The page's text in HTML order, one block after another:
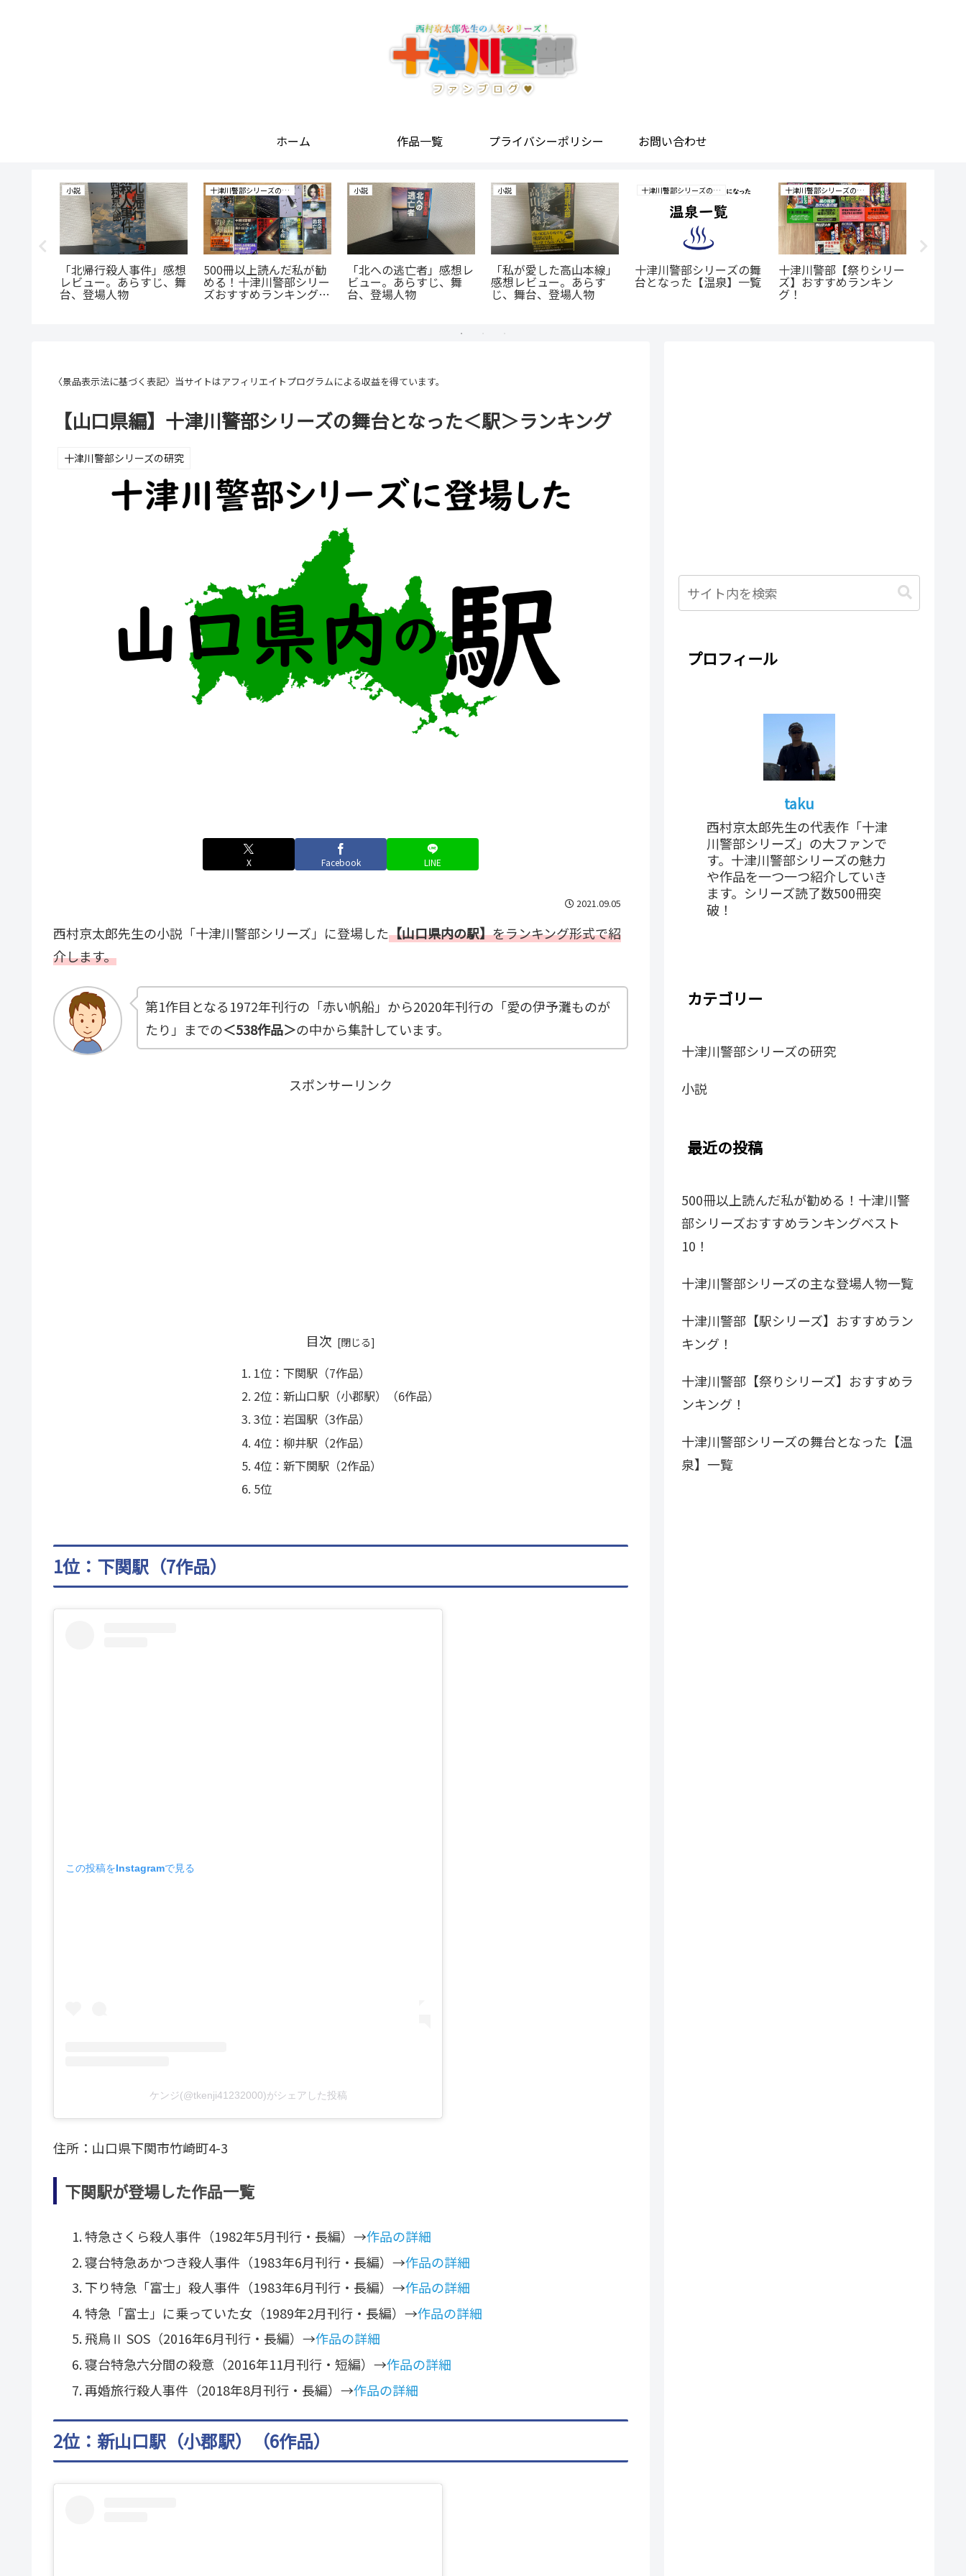
ホーム 作品一覧 プライバシーポリシー お問い合わせ
小説
「北帰行殺人事件」感想
レビュー。あらすじ、舞
台、登場人物
十津川警部シリーズの研究
500冊以上読んだ私が勧
める！十津川警部シリー
ズおすすめランキングベ
小説
「北への逃亡者」感想レ
ビュー。あらすじ、舞
台、登場人物
小説
「私が愛した高山本線」
感想レビュー。あらす
じ、舞台、登場人物
十津川警部シリーズの研究
十津川警部シリーズの舞
台となった【温泉】一覧
十津川警部シリーズの研究
十津川警部【祭りシリー
ズ】おすすめランキン
グ！
〈景品表示法に基づく表記〉当サイトはアフィリエイトプログラムによる収益を得ています。
【山口県編】十津川警部シリーズの舞台となった＜駅＞ランキング
十津川警部シリーズの研究
X Facebook LINE
2021.09.05
西村京太郎先生の小説「十津川警部シリーズ」に登場した【山口県内の駅】をランキング形式で紹
介します。
第1作目となる1972年刊行の「赤い帆船」から2020年刊行の「愛の伊予灘ものが
たり」までの＜538作品＞の中から集計しています。
スポンサーリンク
目次
1位：下関駅（7作品）
2位：新山口駅（小郡駅）（6作品）
3位：岩国駅（3作品）
4位：柳井駅（2作品）
4位：新下関駅（2作品）
5位
1位：下関駅（7作品）
この投稿をInstagramで見る
ケンジ(@tkenji41232000)がシェアした投稿
住所：山口県下関市竹崎町4-3
下関駅が登場した作品一覧
特急さくら殺人事件（1982年5月刊行・長編）→作品の詳細
寝台特急あかつき殺人事件（1983年6月刊行・長編）→作品の詳細
下り特急「富士」殺人事件（1983年6月刊行・長編）→作品の詳細
特急「富士」に乗っていた女（1989年2月刊行・長編）→作品の詳細
飛鳥Ⅱ SOS（2016年6月刊行・長編）→作品の詳細
寝台特急六分間の殺意（2016年11月刊行・短編）→作品の詳細
再婚旅行殺人事件（2018年8月刊行・長編）→作品の詳細
2位：新山口駅（小郡駅）（6作品）
プロフィール
taku
西村京太郎先生の代表作「十津
川警部シリーズ」の大ファンで
す。十津川警部シリーズの魅力
や作品を一つ一つ紹介していき
ます。シリーズ読了数500冊突
破！
カテゴリー
十津川警部シリーズの研究
小説
最近の投稿
500冊以上読んだ私が勧める！十津川警
部シリーズおすすめランキングベスト
10！
十津川警部シリーズの主な登場人物一覧
十津川警部【駅シリーズ】おすすめラン
キング！
十津川警部【祭りシリーズ】おすすめラ
ンキング！
十津川警部シリーズの舞台となった【温
泉】一覧